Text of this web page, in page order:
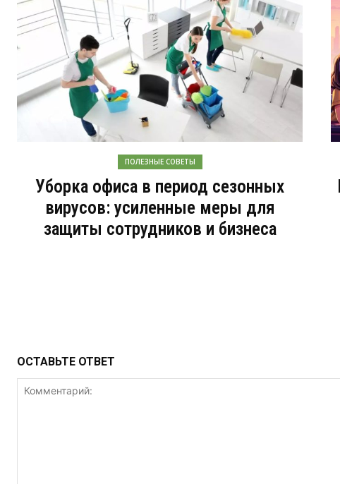
ПОЛЕЗНЫЕ СОВЕТЫ
Уборка офиса в период сезонных
вирусов: усиленные меры для
защиты сотрудников и бизнеса
ОСТАВЬТЕ ОТВЕТ